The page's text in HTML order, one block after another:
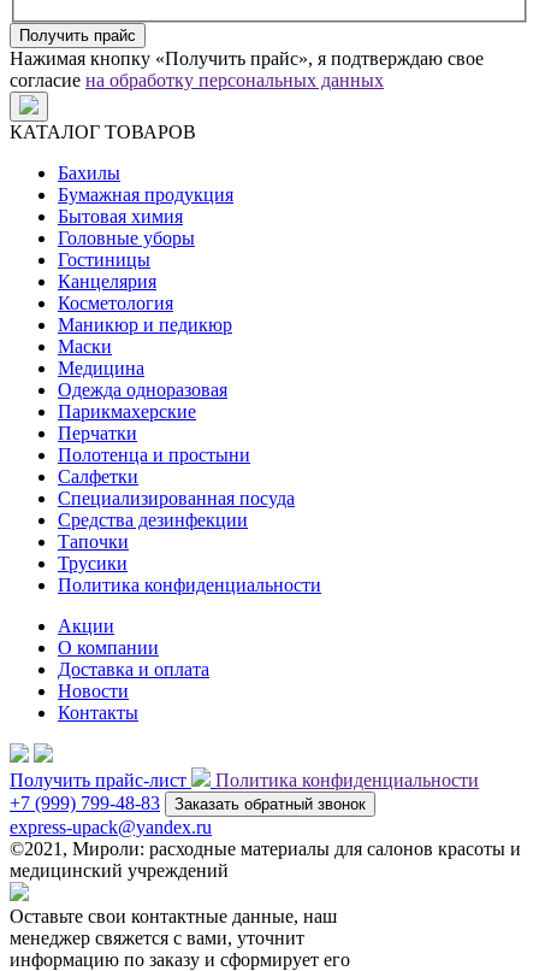
Получить прайс
Нажимая кнопку «Получить прайс», я подтверждаю свое
согласие на обработку персональных данных
КАТАЛОГ ТОВАРОВ
Бахилы
Бумажная продукция
Бытовая химия
Головные уборы
Гостиницы
Канцелярия
Косметология
Маникюр и педикюр
Маски
Медицина
Одежда одноразовая
Парикмахерские
Перчатки
Полотенца и простыни
Салфетки
Специализированная посуда
Средства дезинфекции
Тапочки
Трусики
Политика конфиденциальности
Акции
О компании
Доставка и оплата
Новости
Контакты
Получить прайс-лист
Политика конфиденциальности
+7 (999) 799-48-83
Заказать обратный звонок
express-upack@yandex.ru
©2021, Мироли: расходные материалы для салонов красоты и
медицинский учреждений
Оставьте свои контактные данные, наш
менеджер свяжется с вами, уточнит
информацию по заказу и сформирует его